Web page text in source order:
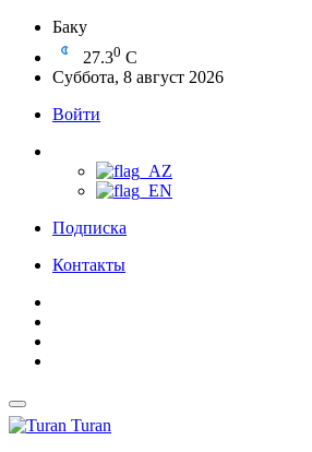
Баку
27.30 C
Суббота, 8 август 2026
Войти
Подписка
Контакты
Turan